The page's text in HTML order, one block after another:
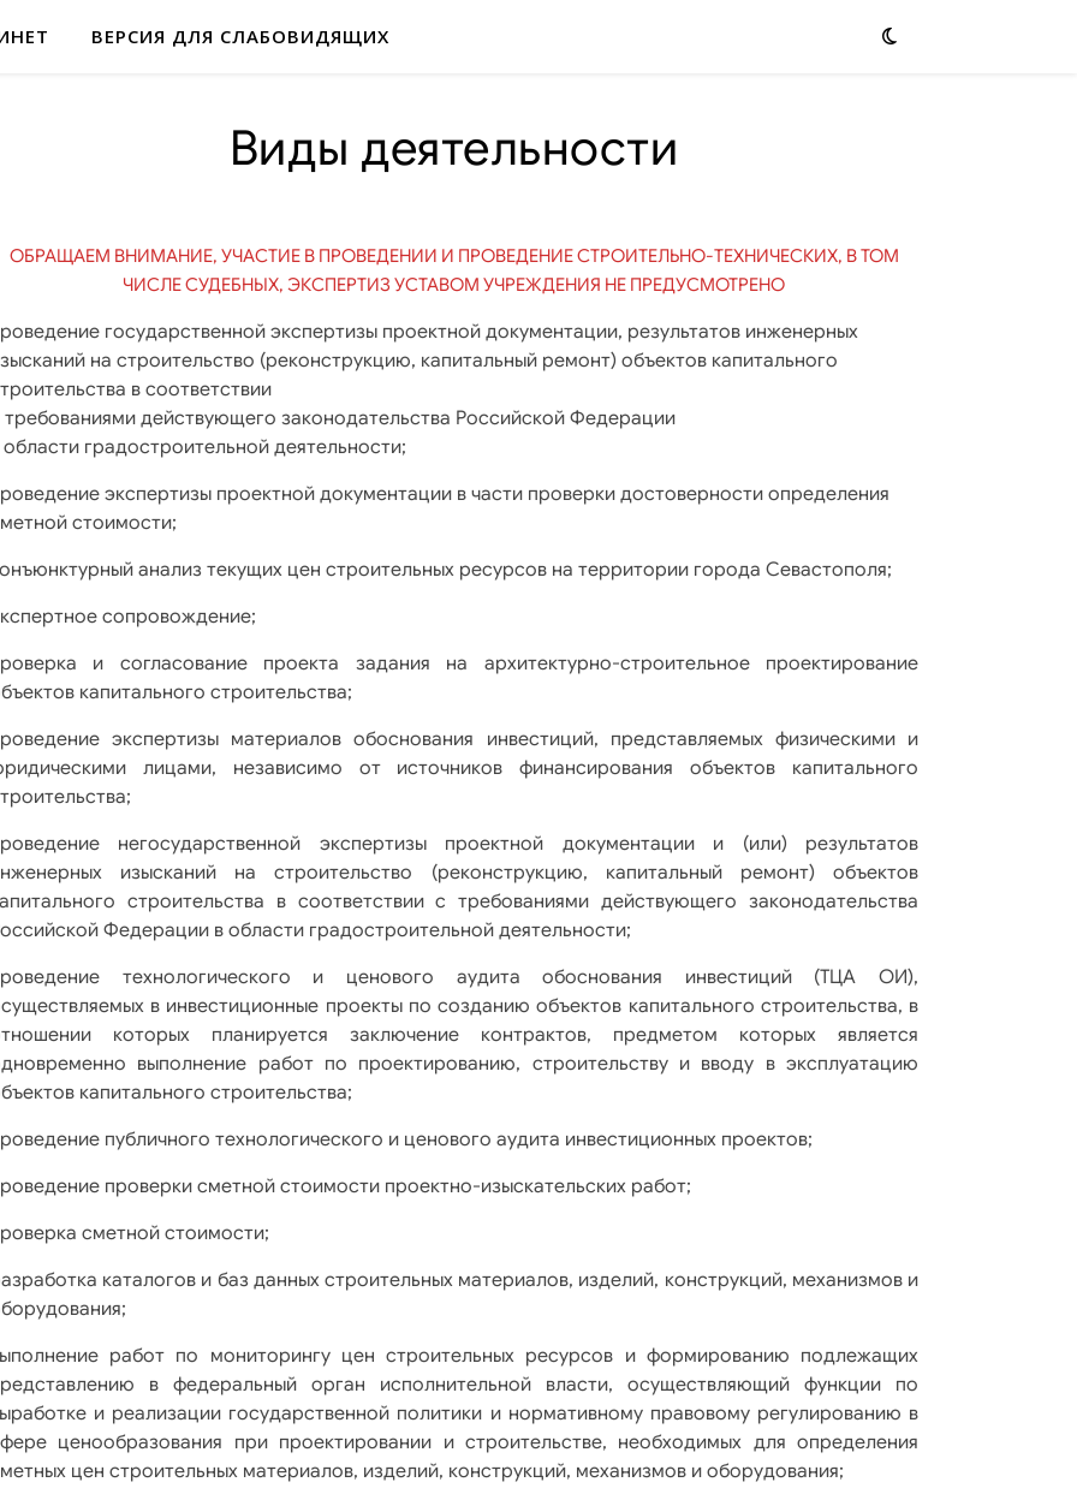
ВЕРСИЯ ДЛЯ СЛАБОВИДЯЩИХ
Виды деятельности
ОБРАЩАЕМ ВНИМАНИЕ, УЧАСТИЕ В ПРОВЕДЕНИИ И ПРОВЕДЕНИЕ СТРОИТЕЛЬНО-ТЕХНИЧЕСКИХ, В ТОМ
ЧИСЛЕ СУДЕБНЫХ, ЭКСПЕРТИЗ УСТАВОМ УЧРЕЖДЕНИЯ НЕ ПРЕДУСМОТРЕНО
государственной экспертизы проектной документации, результатов инженерных
на строительство (реконструкцию, капитальный ремонт) объектов капитального
в соответствии
требованиями действующего законодательства Российской Федерации
области градостроительной деятельности;
экспертизы проектной документации в части проверки достоверности определения
стоимости;
анализ текущих цен строительных ресурсов на территории города Севастополя;
сопровождение;
и согласование проекта задания на архитектурно-строительное проектирование
капитального строительства;
экспертизы материалов обоснования инвестиций, представляемых физическими и
лицами, независимо от источников финансирования объектов капитального
негосударственной экспертизы проектной документации и (или) результатов
изысканий на строительство (реконструкцию, капитальный ремонт) объектов
строительства в соответствии с требованиями действующего законодательства
Федерации в области градостроительной деятельности;
технологического и ценового аудита обоснования инвестиций (ТЦА ОИ),
в инвестиционные проекты по созданию объектов капитального строительства, в
которых планируется заключение контрактов, предметом которых является
выполнение работ по проектированию, строительству и вводу в эксплуатацию
капитального строительства;
публичного технологического и ценового аудита инвестиционных проектов;
проверки сметной стоимости проектно-изыскательских работ;
сметной стоимости;
каталогов и баз данных строительных материалов, изделий, конструкций, механизмов и
работ по мониторингу цен строительных ресурсов и формированию подлежащих
в федеральный орган исполнительной власти, осуществляющий функции по
и реализации государственной политики и нормативному правовому регулированию в
ценообразования при проектировании и строительстве, необходимых для определения
цен строительных материалов, изделий, конструкций, механизмов и оборудования;